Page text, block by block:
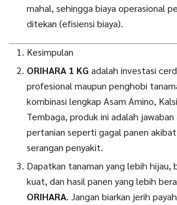
mahal, sehingga biaya operasional
ditekan (efisiensi biaya).
Kesimpulan
ORIHARA 1 KG adalah investasi
profesional maupun penghobi
kombinasi lengkap Asam Amino,
Tembaga, produk ini adalah
pertanian seperti gagal panen
serangan penyakit.
Dapatkan tanaman yang lebih hijau,
kuat, dan hasil panen yang lebih
ORIHARA. Jangan biarkan jerih